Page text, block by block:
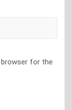
browser for the